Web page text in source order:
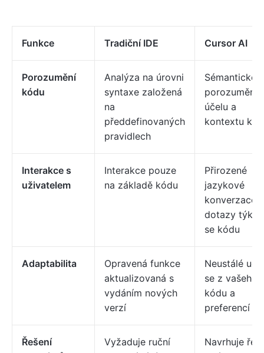
Funkce Tradiční IDE Cursor AI
Porozumění
kódu
Analýza na úrovni
syntaxe založená
na
předdefinovaných
pravidlech
Sémantické
porozumění
účelu a
kontextu
Interakce s
uživatelem
Interakce pouze
na základě kódu
Přirozené
jazykové
konverzace a
dotazy
se kódu
Adaptabilita
Opravená funkce
aktualizovaná s
vydáním nových
verzí
Neustálé
se z vašeho
kódu a
preferencí
Řešení
Vyžaduje ruční
Navrhuje